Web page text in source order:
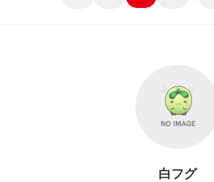
白フグ